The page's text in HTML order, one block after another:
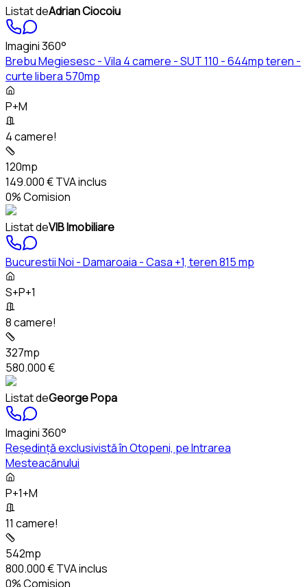
Listat deAdrian Ciocoiu
Imagini 360°
Brebu Megiesesc - Vila 4 camere - SUT 110 - 644mp teren -
curte libera 570mp
P+M
4 camere!
120mp
149.000 €TVA inclus
0% Comision
Listat deVIB Imobiliare
Bucurestii Noi - Damaroaia - Casa +1, teren 815 mp
S+P+1
8 camere!
327mp
580.000 €
Listat deGeorge Popa
Imagini 360°
Reședință exclusivistă în Otopeni, pe Intrarea
Mesteacănului
P+1+M
11 camere!
542mp
800.000 €TVA inclus
0% Comision